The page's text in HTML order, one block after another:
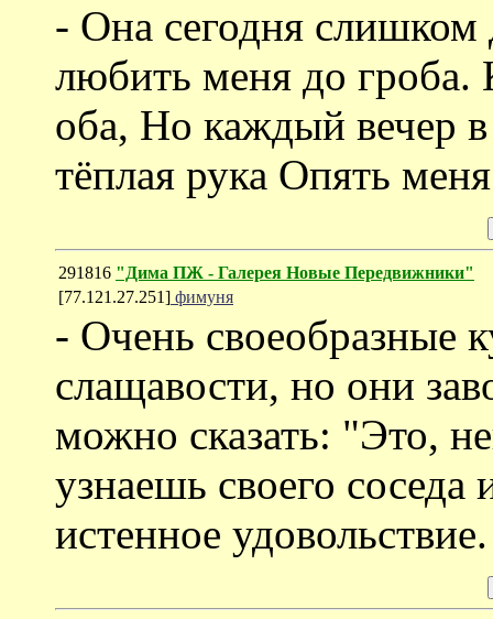
- Она сегодня слишком
любить меня до
оба, Но каждый вечер
тёплая рука Опять
291816 "Дима ПЖ - Галерея Новые Передвижники"
[77.121.27.251] фимуня
- Очень своеобразные
слащавости, но они
можно сказать: "Это,
узнаешь своего
истенное